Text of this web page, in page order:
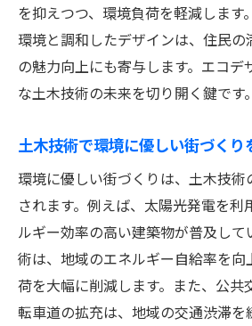
を抑えつつ、環境負荷を軽減します
環境と調和したデザインは、住民の
の魅力向上にも寄与します。エコデ
な土木技術の未来を切り開く鍵です。
土木技術で環境に優しい街づくり
環境に優しい街づくりは、土木技術
されます。例えば、太陽光発電を利
ルギー効率の高い建築物が普及して
術は、地域のエネルギー自給率を向
荷を大幅に削減します。また、公共
転車道の拡充は、地域の交通渋滞を